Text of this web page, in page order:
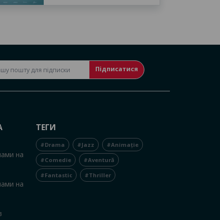
Підписатися
на
на
ТЕГИ
#Drama #Jazz #Animație
#Comedie #Aventură
#Fantastic #Thriller